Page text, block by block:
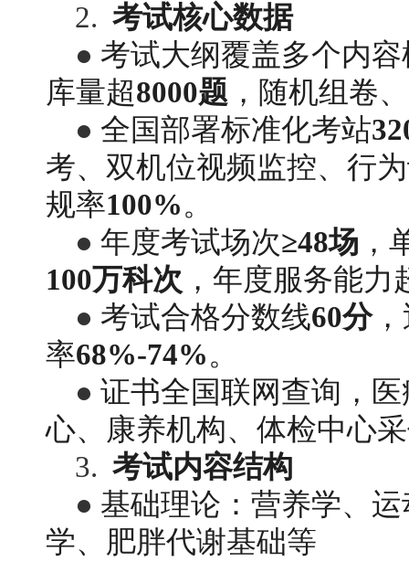
2. 考试核心数据
● 考试大纲覆盖多个内
库量超8000题 ，随机组卷
● 全国部署标准化考站
考、双机位视频监控、行
规率100%。
● 年度考试场次≥48场 ，
100万科次 ，年度服务能力
● 考试合格分数线60分
率68%-74%。
● 证书全国联网查询，
心、康养机构、体检中心
3. 考试内容结构
● 基础理论：营养学、
学、肥胖代谢基础等